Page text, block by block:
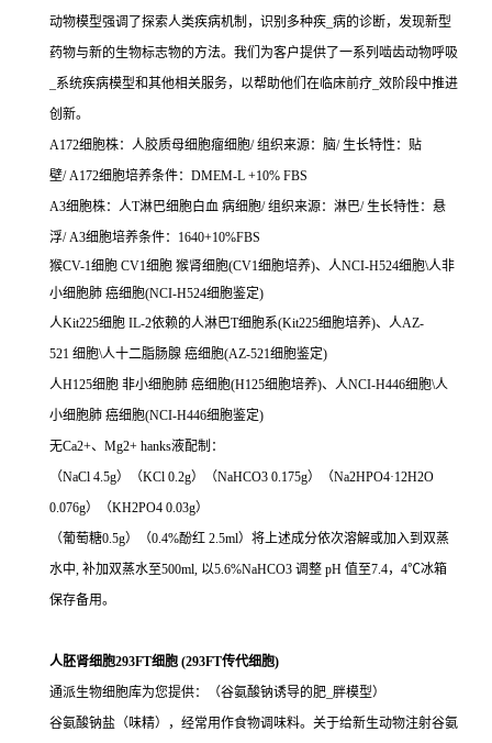
动物模型强调了探索人类疾病机制，识别多种疾_病的诊断，发现新型
药物与新的生物标志物的方法。我们为客户提供了一系列啮齿动物呼吸
_系统疾病模型和其他相关服务，以帮助他们在临床前疗_效阶段中推进
创新。
A172细胞株：人胶质母细胞瘤细胞/ 组织来源：脑/ 生长特性：贴
壁/ A172细胞培养条件：DMEM-L +10% FBS
A3细胞株：人T淋巴细胞白血 病细胞/ 组织来源：淋巴/ 生长特性：悬
浮/ A3细胞培养条件：1640+10%FBS
猴CV-1细胞 CV1细胞 猴肾细胞(CV1细胞培养)、人NCI-H524细胞\人非
小细胞肺 癌细胞(NCI-H524细胞鉴定)
人Kit225细胞 IL-2依赖的人淋巴T细胞系(Kit225细胞培养)、人AZ-
521 细胞\人十二脂肠腺 癌细胞(AZ-521细胞鉴定)
人H125细胞 非小细胞肺 癌细胞(H125细胞培养)、人NCI-H446细胞\人
小细胞肺 癌细胞(NCI-H446细胞鉴定)
无Ca2+、Mg2+ hanks液配制：
（NaCl 4.5g）（KCl 0.2g）（NaHCO3 0.175g）（Na2HPO4·12H2O
0.076g）（KH2PO4 0.03g）
（葡萄糖0.5g）（0.4%酚红 2.5ml）将上述成分依次溶解或加入到双蒸
水中, 补加双蒸水至500ml, 以5.6%NaHCO3 调整 pH 值至7.4，4℃冰箱
保存备用。
人胚肾细胞293FT细胞 (293FT传代细胞)
通派生物细胞库为您提供：（谷氨酸钠诱导的肥_胖模型）
谷氨酸钠盐（味精），经常用作食物调味料。关于给新生动物注射谷氨